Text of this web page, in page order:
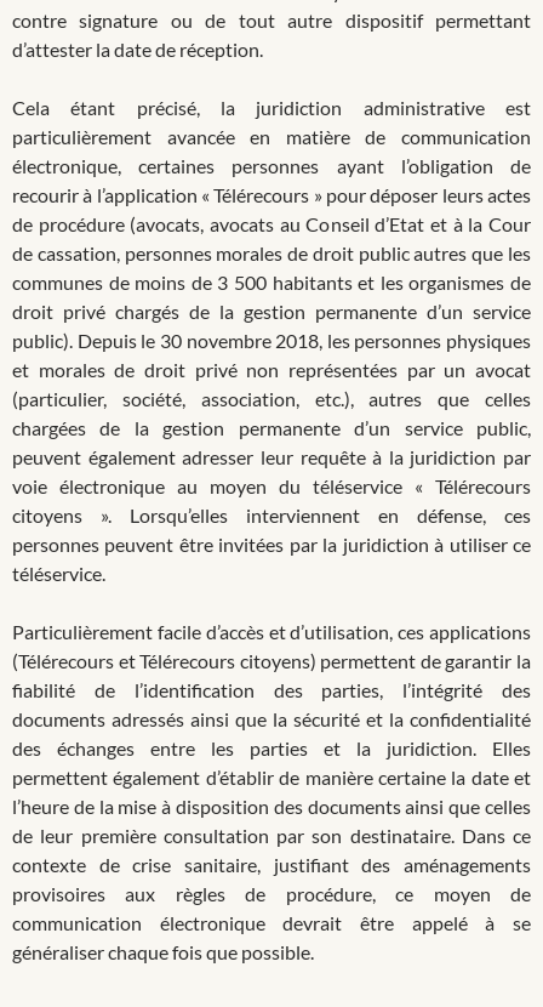
contre signature ou de tout autre dispositif permettant
d’attester la date de réception.
Cela étant précisé, la juridiction administrative est
particulièrement avancée en matière de communication
électronique, certaines personnes ayant l’obligation de
recourir à l’application « Télérecours » pour déposer leurs actes
de procédure (avocats, avocats au Conseil d’Etat et à la Cour
de cassation, personnes morales de droit public autres que les
communes de moins de 3 500 habitants et les organismes de
droit privé chargés de la gestion permanente d’un service
public). Depuis le 30 novembre 2018, les personnes physiques
et morales de droit privé non représentées par un avocat
(particulier, société, association, etc.), autres que celles
chargées de la gestion permanente d’un service public,
peuvent également adresser leur requête à la juridiction par
voie électronique au moyen du téléservice « Télérecours
citoyens ». Lorsqu’elles interviennent en défense, ces
personnes peuvent être invitées par la juridiction à utiliser ce
téléservice.
Particulièrement facile d’accès et d’utilisation, ces applications
(Télérecours et Télérecours citoyens) permettent de garantir la
fiabilité de l’identification des parties, l’intégrité des
documents adressés ainsi que la sécurité et la confidentialité
des échanges entre les parties et la juridiction. Elles
permettent également d’établir de manière certaine la date et
l’heure de la mise à disposition des documents ainsi que celles
de leur première consultation par son destinataire. Dans ce
contexte de crise sanitaire, justifiant des aménagements
provisoires aux règles de procédure, ce moyen de
communication électronique devrait être appelé à se
généraliser chaque fois que possible.